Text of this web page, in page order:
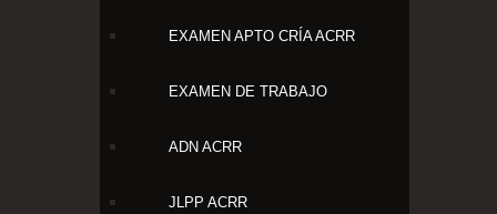
EXAMEN APTO CRÍA ACRR
EXAMEN DE TRABAJO
ADN ACRR
JLPP ACRR